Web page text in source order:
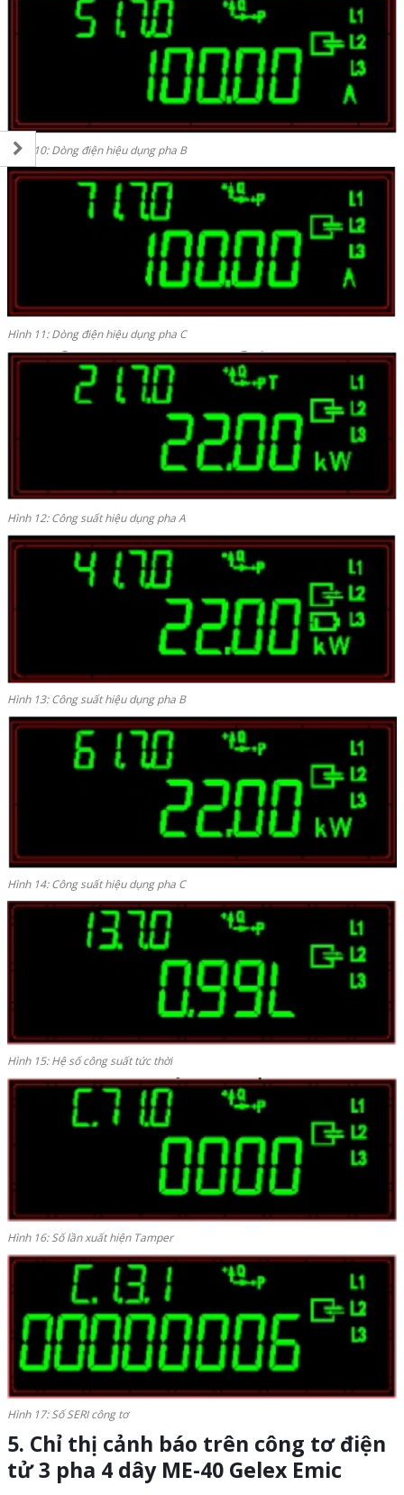
Hình 10: Dòng điện hiệu dụng pha B
Hình 11: Dòng điện hiệu dụng pha C
Hình 12: Công suất hiệu dụng pha A
Hình 13: Công suất hiệu dụng pha B
Hình 14: Công suất hiệu dụng pha C
Hình 15: Hệ số công suất tức thời
Hình 16: Số lần xuất hiện Tamper
Hình 17: Số SERI công tơ
5. Chỉ thị cảnh báo trên công tơ điện
tử3 pha 4 dây ME-40 Gelex Emic